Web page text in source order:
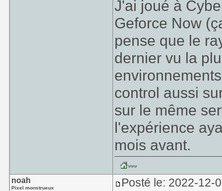
Permets-moi
ressemble sur
de raytracing le
sur ma RTX
costaude que
plutôt joli
"décrochage
que j'aie vu
Fait qui a été
parlaient du
comme la
J'ai joué à
Geforce Now
pense que le
dernier vu la
control aussi
sur le même
l'expérience
mois avant.
noah
Pixel monstrueux Posté le: 2022-12-